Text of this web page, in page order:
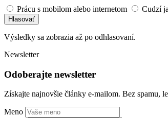
Prácu s mobilom alebo internetom Cudzí
Hlasovať
Výsledky sa zobrazia až po odhlasovaní.
Newsletter
Odoberajte newsletter
Získajte najnovšie články e-mailom. Bez spamu,
Meno